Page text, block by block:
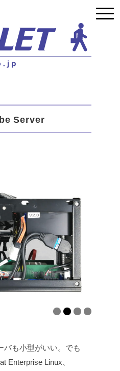
Server
バも小型がいい。でも
Enterprise Linux、